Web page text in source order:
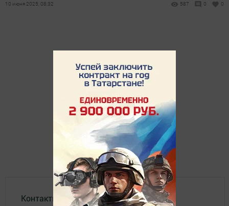
10 июня 2025, 08:32 587 0 0
Контакты